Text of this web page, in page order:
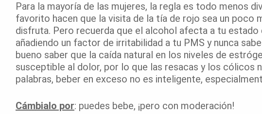
Para la mayoría de las mujeres, la regla es todo menos
favorito hacen que la visita de la tía de rojo sea un poco
disfruta. Pero recuerda que el alcohol afecta a tu estado
añadiendo un factor de irritabilidad a tu PMS y nunca
bueno saber que la caída natural en los niveles de
susceptible al dolor, por lo que las resacas y los cólicos
palabras, beber en exceso no es inteligente,
Cámbialo por: puedes bebe, ¡pero con moderación!